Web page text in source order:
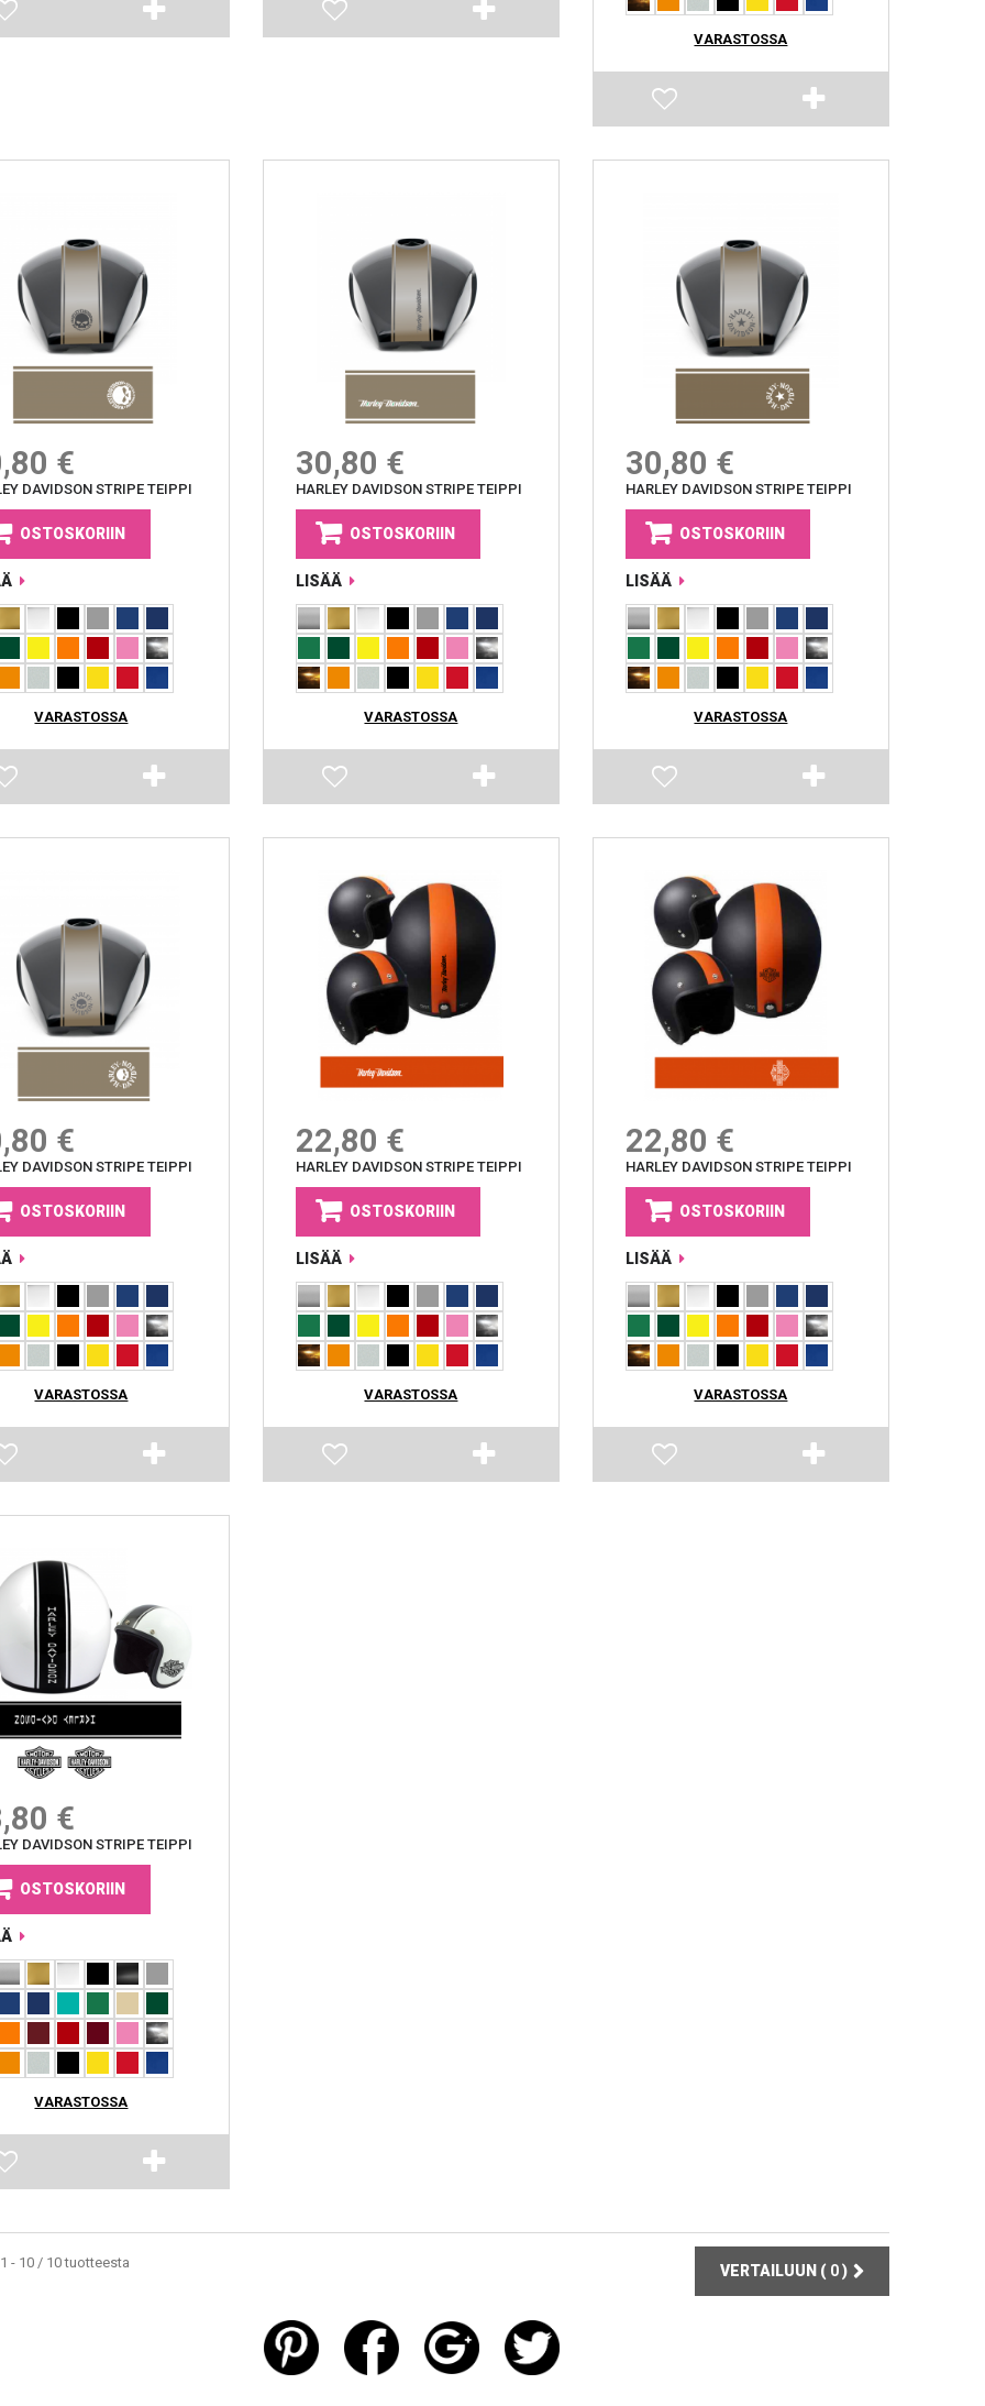
VARASTOSSA
€
DAVIDSON STRIPE TEIPPI
OSTOSKORIIN
VARASTOSSA
30,80 €
HARLEY DAVIDSON STRIPE TEIPPI
OSTOSKORIIN
LISÄÄ
VARASTOSSA
30,80 €
HARLEY DAVIDSON STRIPE TEIPPI
OSTOSKORIIN
LISÄÄ
VARASTOSSA
€
DAVIDSON STRIPE TEIPPI
OSTOSKORIIN
VARASTOSSA
22,80 €
HARLEY DAVIDSON STRIPE TEIPPI
OSTOSKORIIN
LISÄÄ
VARASTOSSA
22,80 €
HARLEY DAVIDSON STRIPE TEIPPI
OSTOSKORIIN
LISÄÄ
VARASTOSSA
€
DAVIDSON STRIPE TEIPPI
OSTOSKORIIN
VARASTOSSA
VERTAILUUN ( 0)
- 10 / 10 tuotteesta